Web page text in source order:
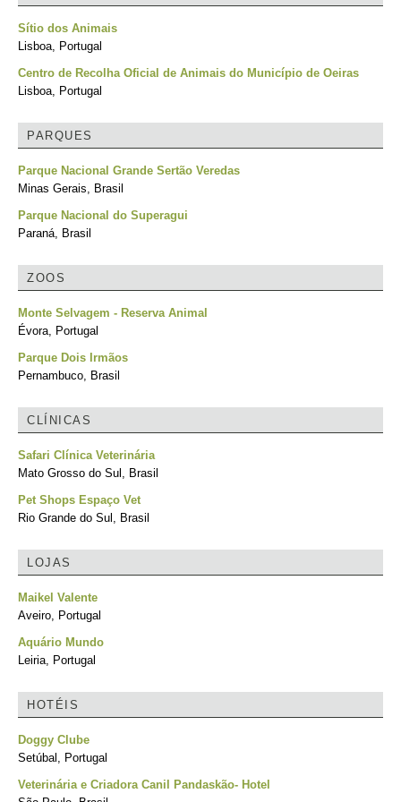
Sítio dos Animais
Lisboa, Portugal
Centro de Recolha Oficial de Animais do Município de Oeiras
Lisboa, Portugal
PARQUES
Parque Nacional Grande Sertão Veredas
Minas Gerais, Brasil
Parque Nacional do Superagui
Paraná, Brasil
ZOOS
Monte Selvagem - Reserva Animal
Évora, Portugal
Parque Dois Irmãos
Pernambuco, Brasil
CLÍNICAS
Safari Clínica Veterinária
Mato Grosso do Sul, Brasil
Pet Shops Espaço Vet
Rio Grande do Sul, Brasil
LOJAS
Maikel Valente
Aveiro, Portugal
Aquário Mundo
Leiria, Portugal
HOTÉIS
Doggy Clube
Setúbal, Portugal
Veterinária e Criadora Canil Pandaskão- Hotel